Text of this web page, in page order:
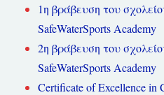
1η βράβευση του
SafeWaterSports Academy
2η βράβευση του
SafeWaterSports Academy
Certificate of Excellence in